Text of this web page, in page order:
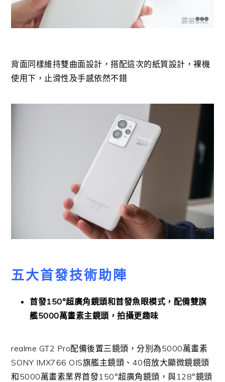
背面同樣維持雙曲面設計，搭配這次的紙質設計，裸機
使用下，止滑性及手感依然不錯
五大首發技術助陣
首發150°超廣角鏡頭和首發魚眼模式，配備雙旗
艦5000萬畫素主鏡頭，拍攝更趣味
realme GT2 Pro配備後置三鏡頭，分別為5000萬畫素
SONY IMX766 OIS旗艦主鏡頭、 40倍放大顯微鏡鏡頭
和5000萬畫素業界首發150°超廣角鏡頭，與128°鏡頭